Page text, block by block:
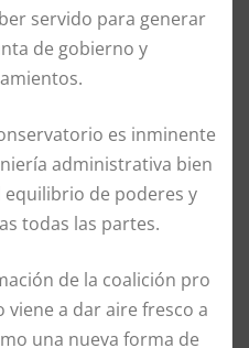
servido para generar
de gobierno y
es inminente
administrativa bien
equilibrio de poderes y
todas las partes.
de la coalición pro
a dar aire fresco a
una nueva forma de